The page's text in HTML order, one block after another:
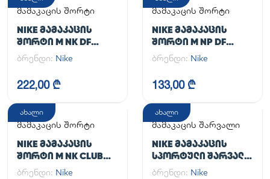
მამაკაცის შორტი
NIKE ᲛᲐᲛᲐᲙᲐᲪᲘᲡ
ᲨᲝᲠᲢᲘ M NK DF
UNLIMITED WVN 7IN
2IN1
ბრენდი: Nike
222,00 ₾
მამაკაცის შორტი
NIKE ᲛᲐᲛᲐᲙᲐᲪᲘᲡ
ᲨᲝᲠᲢᲘ M NP DF
LONG SHORT
ბრენდი: Nike
133,00 ₾
ახალი
მამაკაცის შორტი
NIKE ᲛᲐᲛᲐᲙᲐᲪᲘᲡ
ᲨᲝᲠᲢᲘ M NK CLUB
FLOW SHORT
ბრენდი: Nike
ახალი
მამაკაცის შარვალი
NIKE ᲛᲐᲛᲐᲙᲐᲪᲘᲡ
ᲡᲞᲝᲠᲢᲣᲚᲘ ᲨᲐᲠᲕᲐᲚᲘ
M NK DF UNLIMITED
ბრენდი: Nike